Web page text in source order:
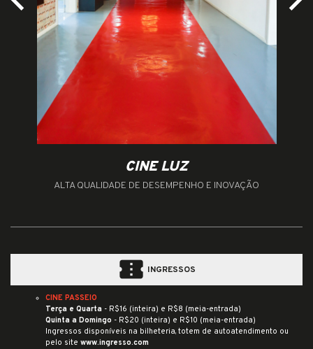
CINE LUZ
ALTA QUALIDADE DE DESEMPENHO E INOVAÇÃO
confirmation_number INGRESSOS
CINE PASSEIO
Terça e Quarta - R$16 (inteira) e R$8 (meia-entrada)
Quinta a Domingo - R$20 (inteira) e R$10 (meia-entrada)
Ingressos disponíveis na bilheteria, totem de autoatendimento ou
pelo site www.ingresso.com